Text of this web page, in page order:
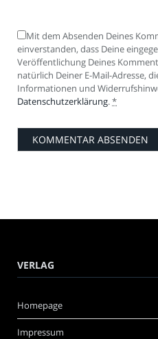
Mit dem Absenden Deines
einverstanden, dass Deine
Veröffentlichung Deines
natürlich Deiner E-Mail-Adresse,
Informationen und
Datenschutzerklärung. *
VERLAG
Homepage
Impressum